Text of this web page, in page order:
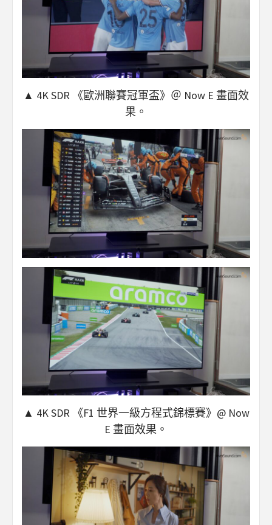
▲ 4K SDR 《歐洲聯賽冠軍盃》＠ Now E 畫面效
果。
▲ 4K SDR 《F1 世界一級方程式錦標賽》@ Now
E 畫面效果。